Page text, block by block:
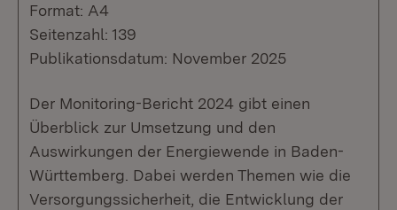
Format: A4
Seitenzahl: 139
Publikationsdatum: November 2025
Der Monitoring-Bericht 2024 gibt einen
Überblick zur Umsetzung und den
Auswirkungen der Energiewende in Baden-
Württemberg. Dabei werden Themen wie die
Versorgungssicherheit, die Entwicklung der